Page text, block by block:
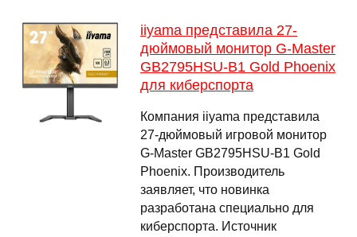
iiyama представила 27-
дюймовый монитор G-Master
GB2795HSU-B1 Gold Phoenix
для киберспорта
Компания iiyama представила
27-дюймовый игровой монитор
G-Master GB2795HSU-B1 Gold
Phoenix. Производитель
заявляет, что новинка
разработана специально для
киберспорта. Источник